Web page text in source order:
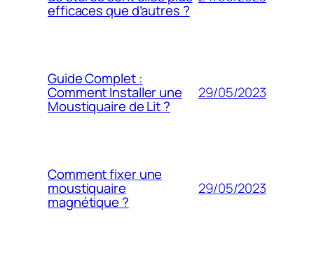
efficaces que d’autres ?
Guide Complet :
Comment Installer une
Moustiquaire de Lit ?
29/05/2023
Comment fixer une
moustiquaire
magnétique ?
29/05/2023